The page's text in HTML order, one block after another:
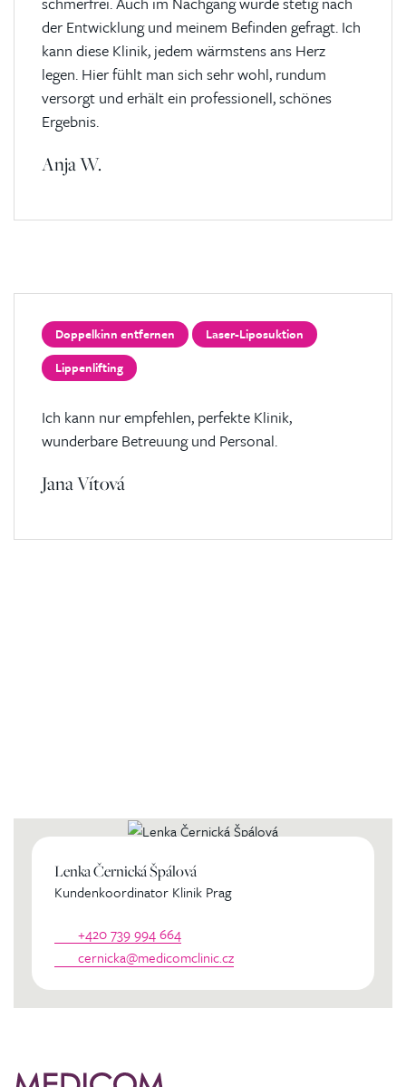
der Entwicklung und meinem Befinden gefragt. Ich
kann diese Klinik, jedem wärmstens ans Herz
legen. Hier fühlt man sich sehr wohl, rundum
versorgt und erhält ein professionell, schönes
Ergebnis.
Anja W.
Doppelkinn entfernen
Laser-Liposuktion
Lippenlifting
Ich kann nur empfehlen, perfekte Klinik,
wunderbare Betreuung und Personal.
Jana Vítová
Lenka Černická Špálová
Kundenkoordinator Klinik Prag
+420 739 994 664
cernicka@medicomclinic.cz